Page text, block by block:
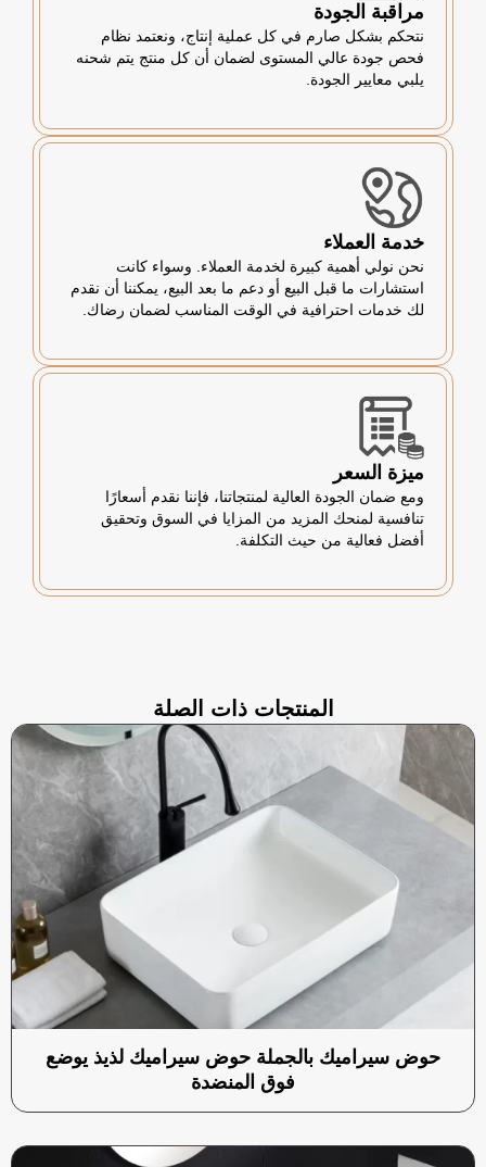
مراقبة الجودة
نتحكم بشكل صارم في كل عملية إنتاج، ونعتمد نظام
فحص جودة عالي المستوى لضمان أن كل منتج يتم شحنه
يلبي معايير الجودة.
خدمة العملاء
نحن نولي أهمية كبيرة لخدمة العملاء. وسواء كانت
استشارات ما قبل البيع أو دعم ما بعد البيع، يمكننا أن نقدم
لك خدمات احترافية في الوقت المناسب لضمان رضاك.
ميزة السعر
ومع ضمان الجودة العالية لمنتجاتنا، فإننا نقدم أسعارًا
تنافسية لمنحك المزيد من المزايا في السوق وتحقيق
أفضل فعالية من حيث التكلفة.
المنتجات ذات الصلة
حوض سيراميك بالجملة حوض سيراميك لذيذ يوضع
فوق المنضدة